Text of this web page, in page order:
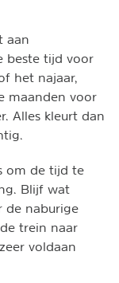
aan
beste tijd voor
het najaar,
maanden voor
Alles kleurt dan
om de tijd te
Blijf wat
de naburige
trein naar
voldaan